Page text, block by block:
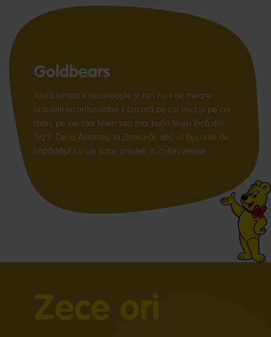
Goldbears
Toată lumea ii recunoaște și nici nu-i de mirare:
ursuleții inconfundabili îi bucură pe cei mici și pe cei
mari, pe cei mai tineri sau mai puțin tineri încă din
1922. De la A(nanas) la Z(meură): abc-ul bucuriei de
împărtășit cu cei șase ursuleți în culori vesele.